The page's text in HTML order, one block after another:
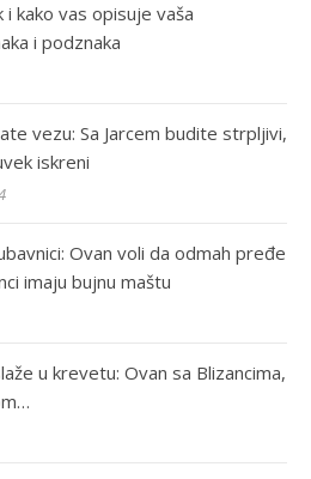
i kako vas opisuje vaša
i podznaka
vezu: Sa Jarcem budite strpljivi,
iskreni
Ovan voli da odmah pređe
imaju bujnu maštu
u krevetu: Ovan sa Blizancima,